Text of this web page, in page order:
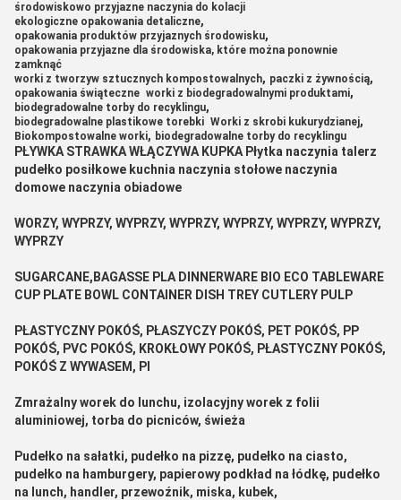
środowiskowo przyjazne naczynia do kolacji
ekologiczne opakowania detaliczne,
opakowania produktów przyjaznych środowisku,
opakowania przyjazne dla środowiska, które można ponownie
zamknąć
worki z tworzyw sztucznych kompostowalnych, paczki z żywnością,
opakowania świąteczne worki z biodegradowalnymi produktami,
biodegradowalne torby do recyklingu,
biodegradowalne plastikowe torebki Worki z skrobi kukurydzianej,
Biokompostowalne worki, biodegradowalne torby do recyklingu
PŁYWKA STRAWKA WŁĄCZYWA KUPKA Płytka naczynia talerz
pudełko posiłkowe kuchnia naczynia stołowe naczynia
domowe naczynia obiadowe
WORZY, WYPRZY, WYPRZY, WYPRZY, WYPRZY, WYPRZY, WYPRZY,
WYPRZY
SUGARCANE,BAGASSE PLA DINNERWARE BIO ECO TABLEWARE
CUP PLATE BOWL CONTAINER DISH TREY CUTLERY PULP
PŁASTYCZNY POKÓŚ, PŁASZYCZY POKÓŚ, PET POKÓŚ, PP
POKÓŚ, PVC POKÓŚ, KROKŁOWY POKÓŚ, PŁASTYCZNY POKÓŚ,
POKÓŚ Z WYWASEM, PI
Zmrażalny worek do lunchu, izolacyjny worek z folii
aluminiowej, torba do picniców, świeża
Pudełko na sałatki, pudełko na pizzę, pudełko na ciasto,
pudełko na hamburgery, papierowy podkład na łódkę, pudełko
na lunch, handler, przewoźnik, miska, kubek,